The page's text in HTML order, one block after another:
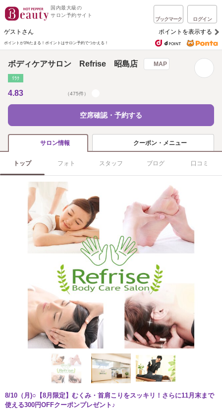
国内最大級の
サロン予約サイト
ブックマーク ログイン
ゲストさん ポイントを表示する
ポイントが1%たまる！ ポイントはサロン予約でつかえる！
ボディケアサロン Refrise 昭島店 MAP
ﾘﾗｸ
4.83 （475件）
空席確認・予約する
サロン情報 クーポン・メニュー
トップ フォト スタッフ ブログ 口コミ
8/10（月)○【8月限定】むくみ・首肩こりをスッキリ！さらに11月末まで
使える300円OFFクーポンプレゼント♪